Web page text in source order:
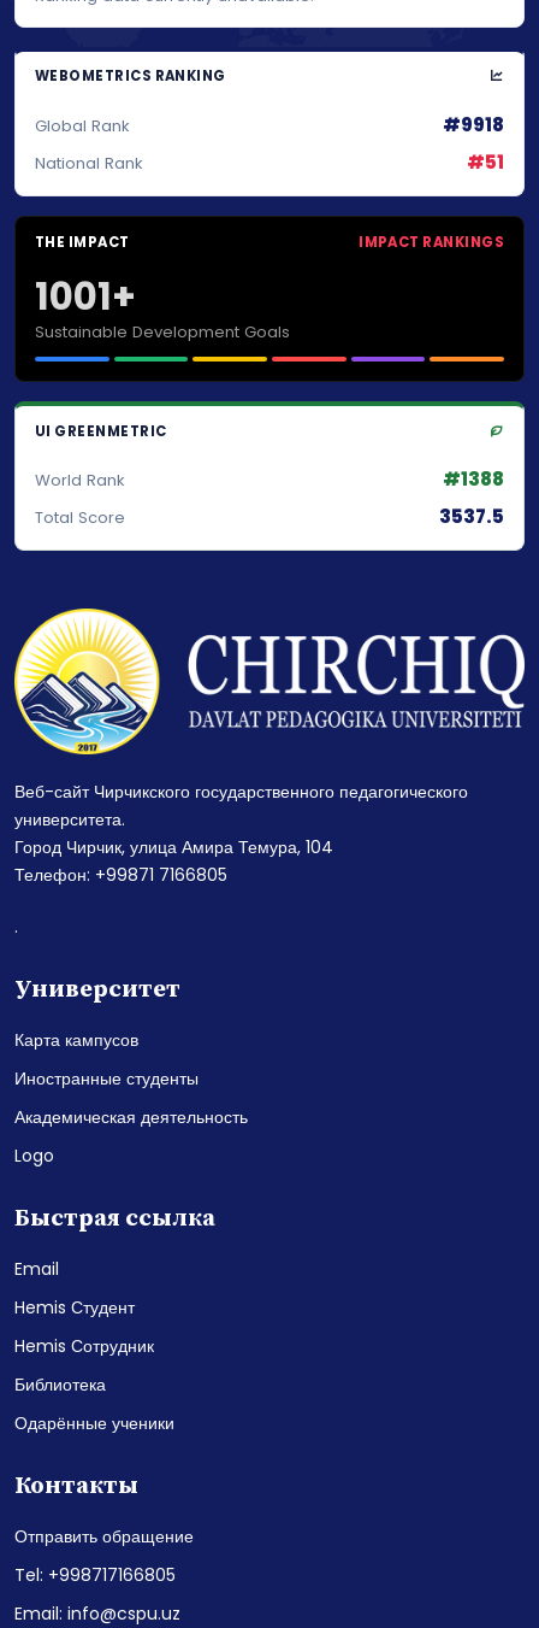
WEBOMETRICS RANKING
Global Rank #9918
National Rank #51
THE IMPACT IMPACT RANKINGS
1001+
Sustainable Development Goals
UI GREENMETRIC
World Rank #1388
Total Score 3537.5
Веб-сайт Чирчикского государственного педагогического
университета.
Город Чирчик, улица Амира Темура, 104
Телефон: +99871 7166805
.
Университет
Карта кампусов
Иностранные студенты
Академическая деятельность
Logo
Быстрая ссылка
Email
Hemis Студент
Hemis Сотрудник
Библиотека
Одарённые ученики
Контакты
Отправить обращение
Tel: +998717166805
Email: info@cspu.uz